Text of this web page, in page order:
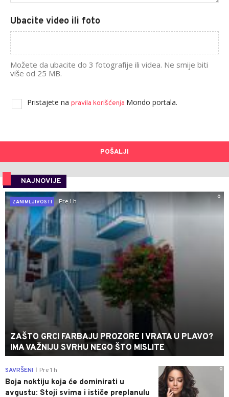
Ubacite video ili foto
Možete da ubacite do 3 fotografije ili videa. Ne smije biti
više od 25 MB.
Pristajete na pravila korišćenja Mondo portala.
POŠALJI
NAJNOVIJE
0
ZANIMLJIVOSTI
Pre 1 h
ZAŠTO GRCI FARBAJU PROZORE I VRATA U PLAVO?
IMA VAŽNIJU SVRHU NEGO ŠTO MISLITE
0
SAVRŠENI Pre 1 h
Boja noktiju koja će dominirati u
avgustu: Stoji svima i ističe preplanulu